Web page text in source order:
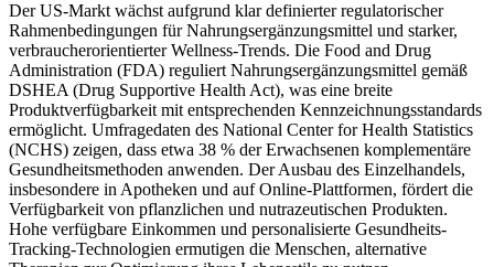
Der US-Markt wächst aufgrund klar definierter regulatorischer
Rahmenbedingungen für Nahrungsergänzungsmittel und starker,
verbraucherorientierter Wellness-Trends. Die Food and Drug
Administration (FDA) reguliert Nahrungsergänzungsmittel gemäß
DSHEA (Drug Supportive Health Act), was eine breite
Produktverfügbarkeit mit entsprechenden Kennzeichnungsstandards
ermöglicht. Umfragedaten des National Center for Health Statistics
(NCHS) zeigen, dass etwa 38 % der Erwachsenen komplementäre
Gesundheitsmethoden anwenden. Der Ausbau des Einzelhandels,
insbesondere in Apotheken und auf Online-Plattformen, fördert die
Verfügbarkeit von pflanzlichen und nutrazeutischen Produkten.
Hohe verfügbare Einkommen und personalisierte Gesundheits-
Tracking-Technologien ermutigen die Menschen, alternative